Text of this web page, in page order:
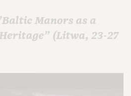
(Litwa, 23-27